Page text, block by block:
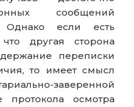
сообщений
если есть
другая сторона
переписки
то имеет смысл
заверенной
осмотра